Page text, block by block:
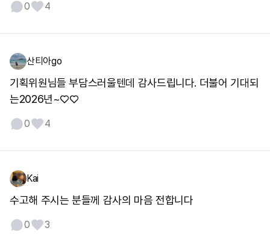
0 4
산티아go
기획위원님들 부담스러울텐데 감사드립니다. 더불어 기대되
는2026년~♡♡
0 4
Kai
수고해 주시는 분들께 감사의 마음 전합니다
0 3